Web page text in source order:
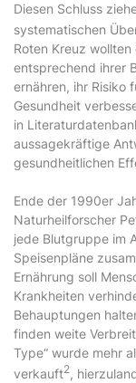
Diesen Schluss
systematischen
Roten Kreuz
entsprechend ihrer
ernähren, ihr Risiko
Gesundheit
in
aussagekräftige
gesundheitlichen
Ende der 1990er
Naturheilforscher
jede Blutgruppe im
Speisenpläne
Ernährung soll
Krankheiten
Behauptungen
finden weite
Type“ wurde mehr
verkauft2 ,